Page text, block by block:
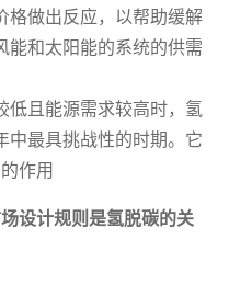
格做出反应，以帮助缓解
能和太阳能的系统的供需
低且能源需求较高时，氢
中最具挑战性的时期。它
作用
设计规则是氢脱碳的关